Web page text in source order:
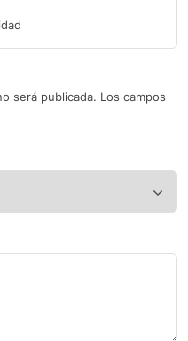
será publicada. Los campos